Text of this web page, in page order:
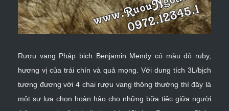
Rượu vang Pháp bịch Benjamin Mendy có màu đỏ ruby,
hương vị của trái chín và quả mọng. Với dung tích 3L/bịch
tương đương với 4 chai rượu vang thông thường thì đây là
một sự lựa chọn hoàn hảo cho những bữa tiệc giữa người